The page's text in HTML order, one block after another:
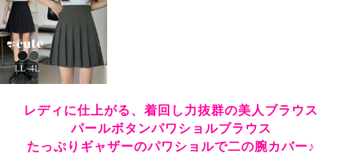
レディに仕上がる、着回し力抜群の美人ブラウス
パールボタンパワショルブラウス
たっぷりギャザーのパワショルで二の腕カバー♪